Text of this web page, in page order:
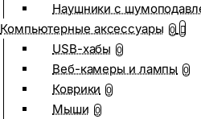
Наушники с
Компьютерные аксессуары 0
USB-хабы 0
Веб-камеры и лампы 0
Коврики 0
Мыши 0